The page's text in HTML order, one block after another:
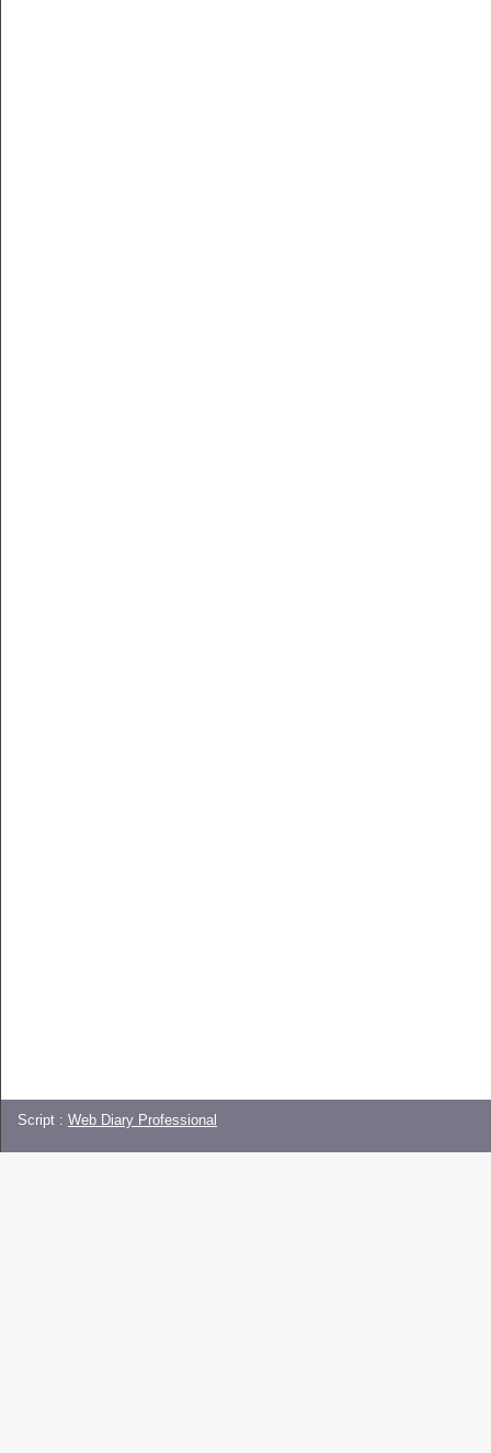
Script : Web Diary Professional